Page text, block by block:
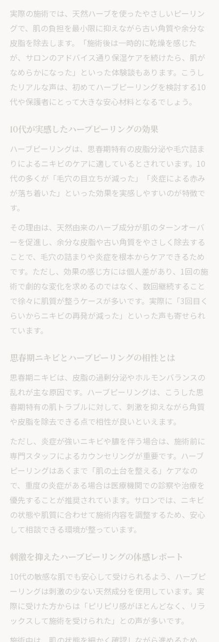
刺激を最小限に抑える施術のポイント
10代が受けやすい優しい施術のポイント解説
ハーブピーリング初心者向け施術の安心設
計
10代の肌に合わせた優しいハーブピーリン
グ
学校やバイトに支障の少ないケア方法
敏感肌への負担を減らす施術の流れ
未成年も安心できるサロン選びの秘訣を紹介
未成年が安心して通えるサロンの条件
ハーブピーリング対応サロンの選び方のコ
カウンセリング重視のサロン選択ポイント
保護者同意と安全確認ができるサロン活用
法
10代の肌悩みに寄り添うサロン探しの基準
高校生がハーブピーリングを安全に受けるコツ
高校生のための安全な施術準備チェック
学校生活に支障を出さない施術スケジュー
ル
保護者同意の必要性と確認ポイント
肌状態に合わせた施術の安全対策
施術後のケアでニキビ再発を防ぐ方法まとめ
ハーブピーリング後のアフターケアが重要
な理由
施術後の保湿と再発予防のポイント解説
思春期ニキビ対策に有効なケア方法の実践
例
ターンオーバー正常化を意識した日々の手
入れ
肌トラブルを防ぐための生活習慣の見直し
実際の施術では、天然ハーブを使ったやさしいピーリン
グで、肌の負担を最小限に抑えながら古い角質や余分な
皮脂を除去します。「施術後は一時的に乾燥を感じた
が、サロンのアドバイス通り保湿ケアを続けたら、肌が
なめらかになった」といった体験談もあります。こうし
たリアルな声は、初めてハーブピーリングを検討する10
代や保護者にとって大きな安心材料となるでしょう。
10代が実感したハーブピーリングの効果
ハーブピーリングは、思春期特有の皮脂分泌や毛穴詰ま
りによるニキビのケアに適しているとされています。10
代の多くが「毛穴の目立ちが減った」「炎症による赤み
が落ち着いた」といった効果を実感しやすいのが特徴で
す。
その理由は、天然由来のハーブ成分が肌のターンオーバ
ーを促進し、余分な皮脂や古い角質をやさしく除去する
ことで、毛穴の詰まりや炎症を根本からケアできるため
です。ただし、効果の感じ方には個人差があり、1回の施
術で劇的な変化を求めるのではなく、数回継続すること
で徐々に肌質が整うケースが多いです。実際に「3回目く
らいからニキビの再発が減った」といった声も寄せられ
ています。
思春期ニキビとハーブピーリングの相性とは
思春期ニキビは、皮脂の過剰分泌やホルモンバランスの
乱れが主な原因です。ハーブピーリングは、こうした思
春期特有の肌トラブルに対して、刺激を抑えながら角質
や皮脂を除去できる点で相性が良いといえます。
ただし、炎症が強いニキビや膿を伴う場合は、施術前に
専門スタッフによるカウンセリングが重要です。ハーブ
ピーリングはあくまで「肌の土台を整える」ケアなの
で、重度の炎症がある場合は医療機関での診察や治療を
優先することが推奨されています。サロンでは、ニキビ
の状態や肌質に合わせて施術内容を調整するため、安心
して相談できる環境が整っています。
刺激を抑えたハーブピーリングの体感レポート
10代の敏感な肌でも安心して受けられるよう、ハーブピ
ーリングは刺激の少ない天然成分を使用しています。実
際に受けた方からは「ピリピリ感がほとんどなく、リラ
ックスして施術を受けられた」との声が多いです。